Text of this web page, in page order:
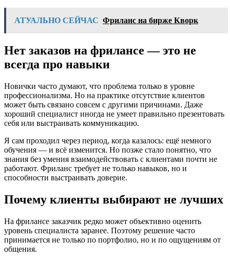
АТУАЛЬНО СЕЙЧАС Фриланс на бирже Кворк
Нет заказов на фрилансе — это не
всегда про навыки
Новички часто думают, что проблема только в уровне
профессионализма. Но на практике отсутствие клиентов
может быть связано совсем с другими причинами. Даже
хороший специалист иногда не умеет правильно презентовать
себя или выстраивать коммуникацию.
Я сам проходил через период, когда казалось: ещё немного
обучения — и всё изменится. Но позже стало понятно, что
знания без умения взаимодействовать с клиентами почти не
работают. Фриланс требует не только навыков, но и
способности выстраивать доверие.
Почему клиенты выбирают не лучших
На фрилансе заказчик редко может объективно оценить
уровень специалиста заранее. Поэтому решение часто
принимается не только по портфолио, но и по ощущениям от
общения.